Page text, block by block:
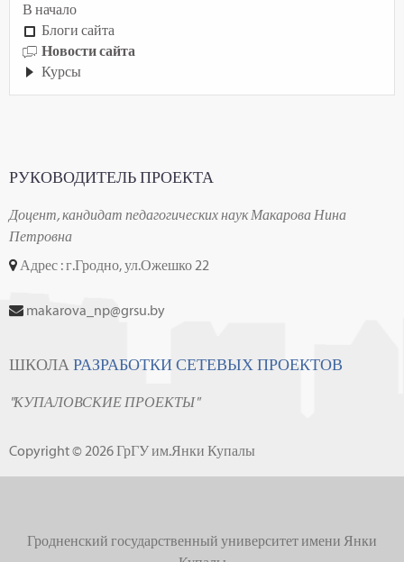
В начало
Блоги сайта
Новости сайта
Курсы
РУКОВОДИТЕЛЬ ПРОЕКТА
Доцент, кандидат педагогических наук Макарова Нина
Петровна
Адрес : г.Гродно, ул.Ожешко 22
makarova_np@grsu.by
ШКОЛА РАЗРАБОТКИ СЕТЕВЫХ ПРОЕКТОВ
"КУПАЛОВСКИЕ ПРОЕКТЫ"
Copyright © 2026 ГрГУ им.Янки Купалы
Гродненский государственный университет имени Янки